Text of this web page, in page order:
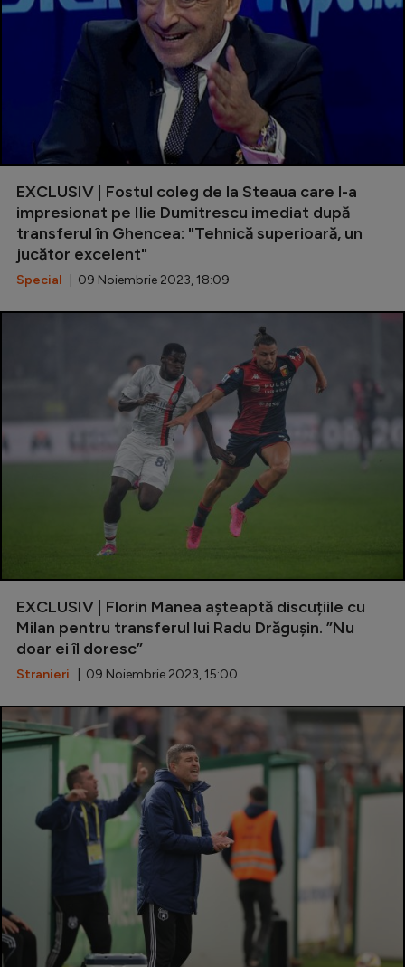
EXCLUSIV | Fostul coleg de la Steaua care l-a
impresionat pe Ilie Dumitrescu imediat după
transferul în Ghencea: "Tehnică superioară, un
jucător excelent"
Special | 09 Noiembrie 2023, 18:09
EXCLUSIV | Florin Manea așteaptă discuțiile cu
Milan pentru transferul lui Radu Drăgușin. ”Nu
doar ei îl doresc”
Stranieri | 09 Noiembrie 2023, 15:00